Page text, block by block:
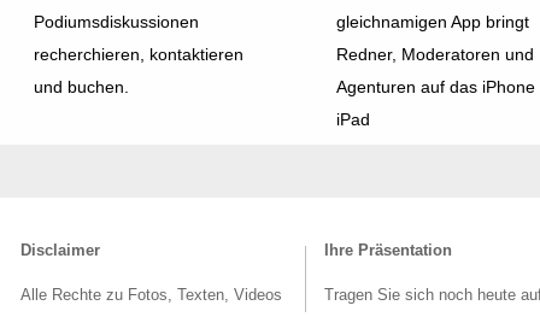
Podiumsdiskussionen
recherchieren, kontaktieren
und buchen.
gleichnamigen App bringt
Redner, Moderatoren und
Agenturen auf das iPhone
iPad
Disclaimer
Alle Rechte zu Fotos, Texten, Videos
Ihre Präsentation
Tragen Sie sich noch heute